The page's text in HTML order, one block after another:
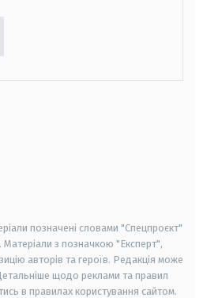
позначені словами "Спецпроєкт"
з позначкою "Експерт",
авторів та героїв. Редакція може
щодо реклами та правил
в правилах користування сайтом.